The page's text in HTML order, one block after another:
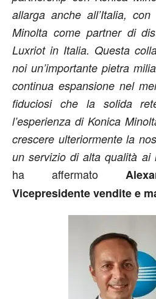
allarga anche all’Italia,
Minolta come partner di
Luxriot in Italia. Questa
noi un’importante pietra
continua espansione nel
fiduciosi che la solida
l’esperienza di Konica
crescere ulteriormente la
un servizio di alta qualità ai
ha affermato
Vicepresidente vendite e